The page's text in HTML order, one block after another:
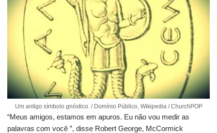
Um antigo símbolo gnóstico. / Domínio Público, Wikipedia / ChurchPOP
“Meus amigos, estamos em apuros. Eu não vou medir as
palavras com você ”, disse Robert George, McCormick